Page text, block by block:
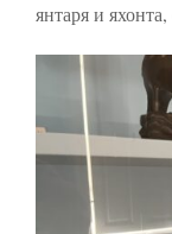
янтаря и